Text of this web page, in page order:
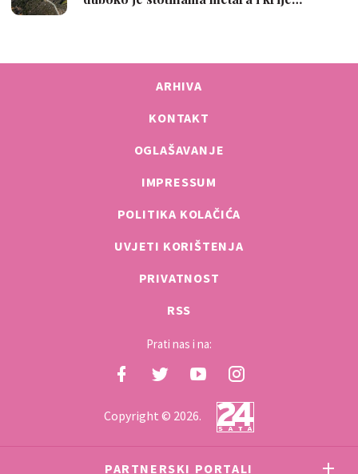
ARHIVA
KONTAKT
OGLAŠAVANJE
IMPRESSUM
POLITIKA KOLAČIĆA
UVJETI KORIŠTENJA
PRIVATNOST
RSS
Prati nas i na:
Copyright © 2026.
PARTNERSKI PORTALI